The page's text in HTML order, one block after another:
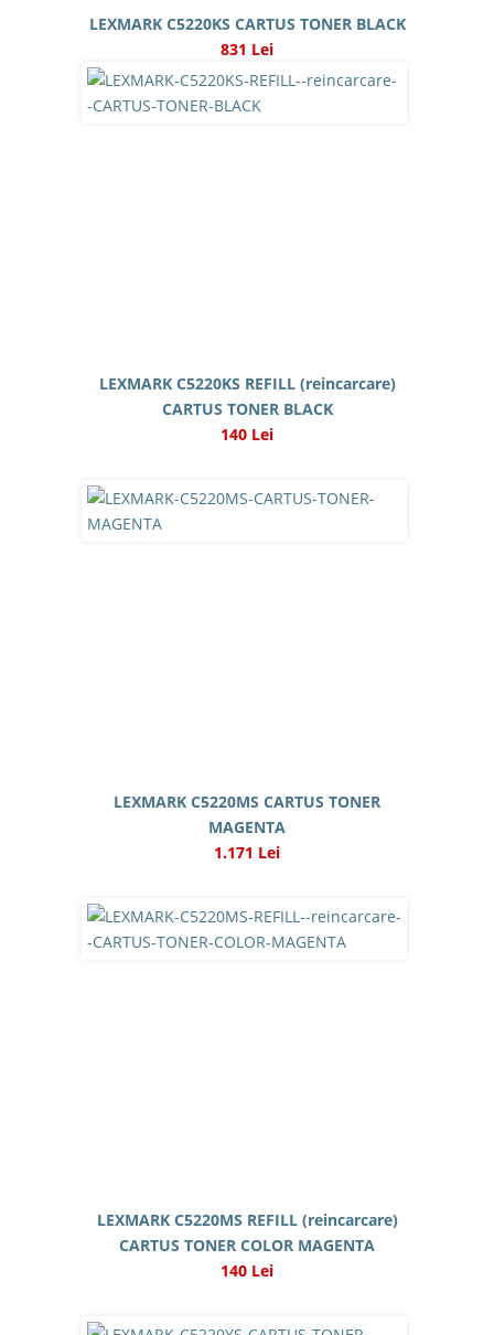
LEXMARK C5220KS CARTUS TONER BLACK
831 Lei
LEXMARK C5220KS REFILL (reincarcare)
CARTUS TONER BLACK
140 Lei
LEXMARK C5220MS CARTUS TONER
MAGENTA
1.171 Lei
LEXMARK C5220MS REFILL (reincarcare)
CARTUS TONER COLOR MAGENTA
140 Lei